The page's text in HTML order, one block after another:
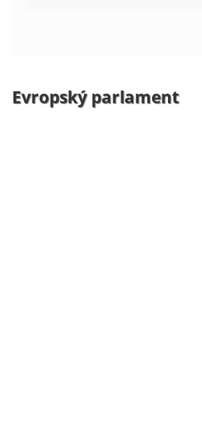
Evropský parlament